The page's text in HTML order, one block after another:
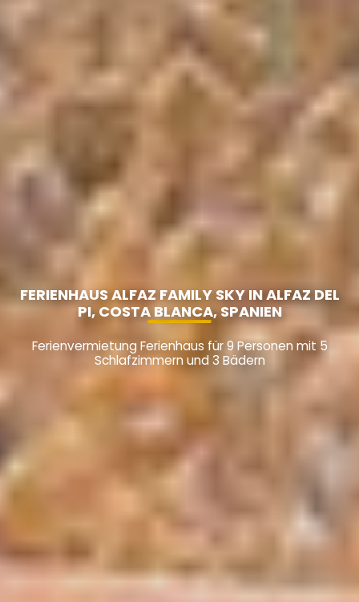
FERIENHAUS ALFAZ FAMILY SKY IN ALFAZ DEL
PI, COSTA BLANCA, SPANIEN
Ferienvermietung Ferienhaus für 9 Personen mit 5
Schlafzimmern und 3 Bädern